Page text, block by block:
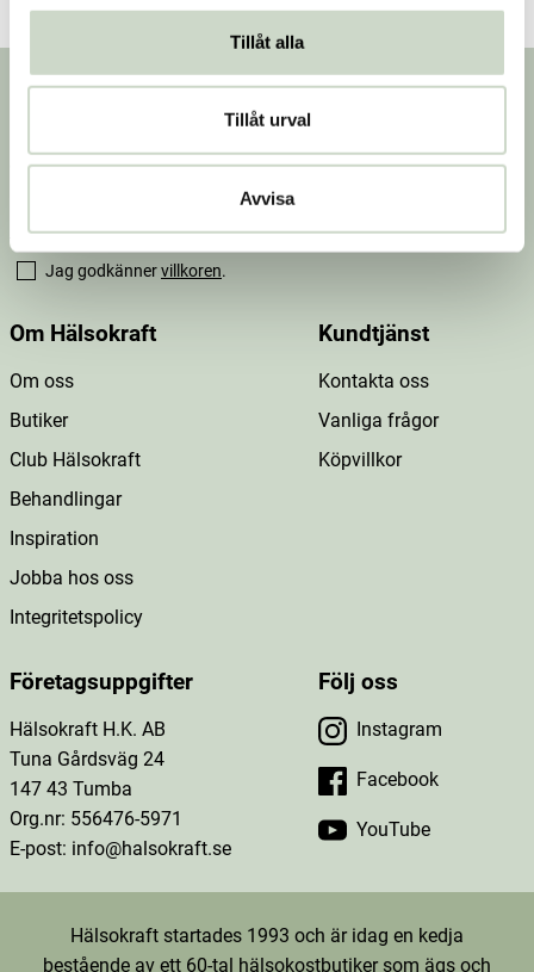
Tillåt alla
Tillåt urval
Avvisa
Nyhetsbrev
erbjudanden, nyheter och inspiration.
Jag godkännervillkoren.
Om Hälsokraft
Om oss
Butiker
Club Hälsokraft
Behandlingar
Inspiration
Jobba hos oss
Integritetspolicy
Kundtjänst
Kontakta oss
Vanliga frågor
Köpvillkor
Företagsuppgifter
Hälsokraft H.K. AB
Tuna Gårdsväg 24
147 43 Tumba
Org.nr: 556476-5971
E-post: info@halsokraft.se
Följ oss
Instagram
Facebook
YouTube
Hälsokraft startades 1993 och är idag en kedja
bestående av ett 60-tal hälsokostbutiker som ägs och